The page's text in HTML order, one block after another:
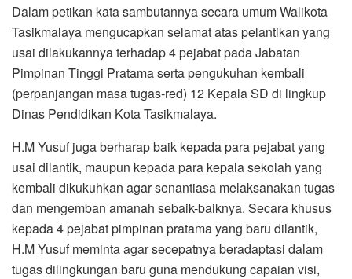
Dalam petikan kata sambutannya secara umum Walikota
Tasikmalaya mengucapkan selamat atas pelantikan yang
usai dilakukannya terhadap 4 pejabat pada Jabatan
Pimpinan Tinggi Pratama serta pengukuhan kembali
(perpanjangan masa tugas-red) 12 Kepala SD di lingkup
Dinas Pendidikan Kota Tasikmalaya.
H.M Yusuf juga berharap baik kepada para pejabat yang
usai dilantik, maupun kepada para kepala sekolah yang
kembali dikukuhkan agar senantiasa melaksanakan tugas
dan mengemban amanah sebaik-baiknya. Secara khusus
kepada 4 pejabat pimpinan pratama yang baru dilantik,
H.M Yusuf meminta agar secepatnya beradaptasi dalam
tugas dilingkungan baru guna mendukung capaian visi,